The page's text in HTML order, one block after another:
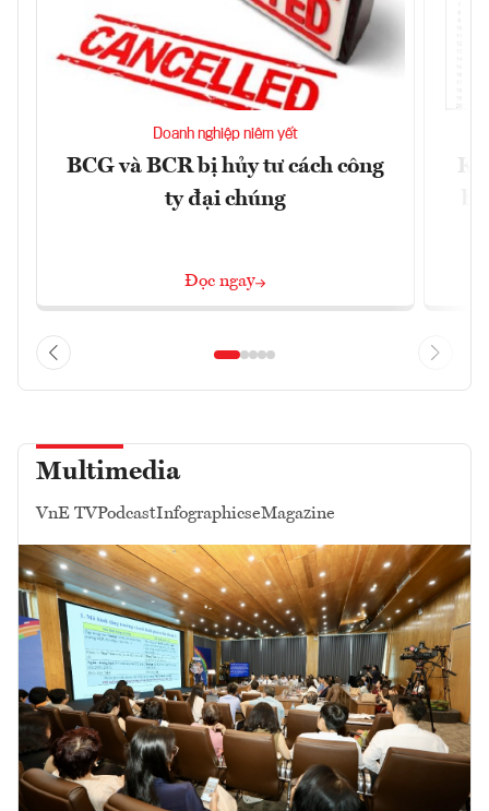
Doanh nghiệp niêm yết
BCG và BCR bị hủy tư cách công
ty đại chúng
Đọc ngay
Multimedia
VnE TVPodcastInfographicseMagazine